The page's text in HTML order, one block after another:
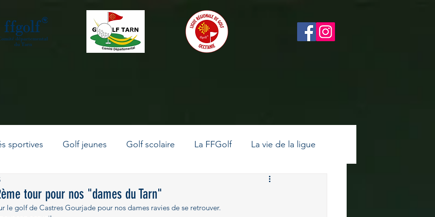
sportives Golf jeunes Golf scolaire La FFGolf La vie de la ligue
Golf féminin
tour pour nos "dames du Tarn"
le golf de Castres Gourjade pour nos dames ravies de se retrouver.